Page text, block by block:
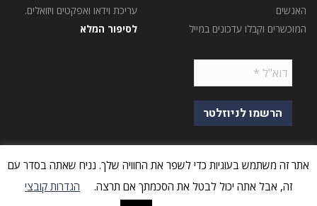
האנשים
המוכשרים וקבלו עדכונים במייל
עריכת וידאו ואפקטים ויזואלים.
לסיפור המלא
בניית אתרים
אתר זה משתמש בעוגיות כדי לשפר את החוויה שלך. נניח שאתה בסדר עם
זה, אבל אתה יכול לבטל את הסכמתך אם תרצה.
הגדרות קובצי